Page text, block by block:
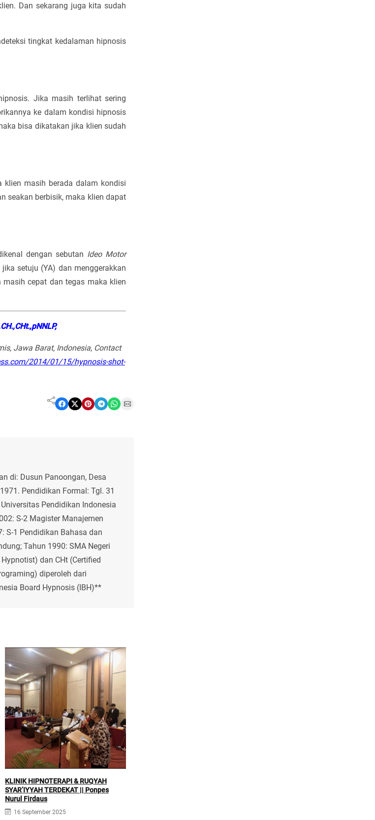
Dan sekarang juga kita sudah
tingkat kedalaman hipnosis
Jika masih terlihat sering
ke dalam kondisi hipnosis
bisa dikatakan jika klien sudah
masih berada dalam kondisi
seakan berbisik, maka klien dapat
dengan sebutan Ideo Motor
setuju (YA) dan menggerakkan
cepat dan tegas maka klien
Jawa Barat, Indonesia, Contact
2014/01/15/hypnosis-shot-
Share on Facebook Share on X Share on Pinterest Share on Telegram Share on WhatsApp Share on Email
di: Dusun Panoongan, Desa
Pendidikan Formal: Tgl. 31
Pendidikan Indonesia
S-2 Magister Manajemen
S-1 Pendidikan Bahasa dan
Tahun 1990: SMA Negeri
dan CHt (Certified
diperoleh dari
Board Hypnosis (IBH)**
KLINIK HIPNOTERAPI & RUQYAH
SYAR’IYYAH TERDEKAT || Ponpes
Nurul Firdaus
16 September 2025